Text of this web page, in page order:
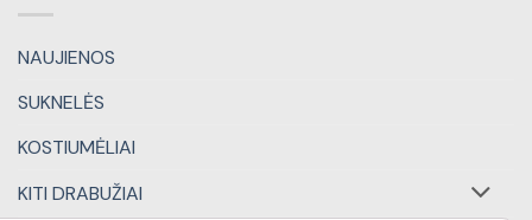
NAUJIENOS
SUKNELĖS
KOSTIUMĖLIAI
KITI DRABUŽIAI